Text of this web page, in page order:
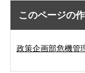
このページの
政策企画部危機管